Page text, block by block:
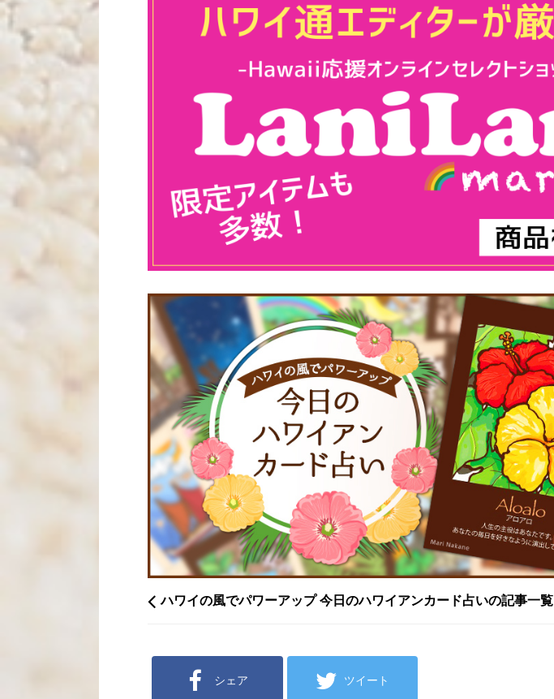
ハワイの風でパワーアップ 今日のハワイアンカード占いの記事一覧
シェア ツイート